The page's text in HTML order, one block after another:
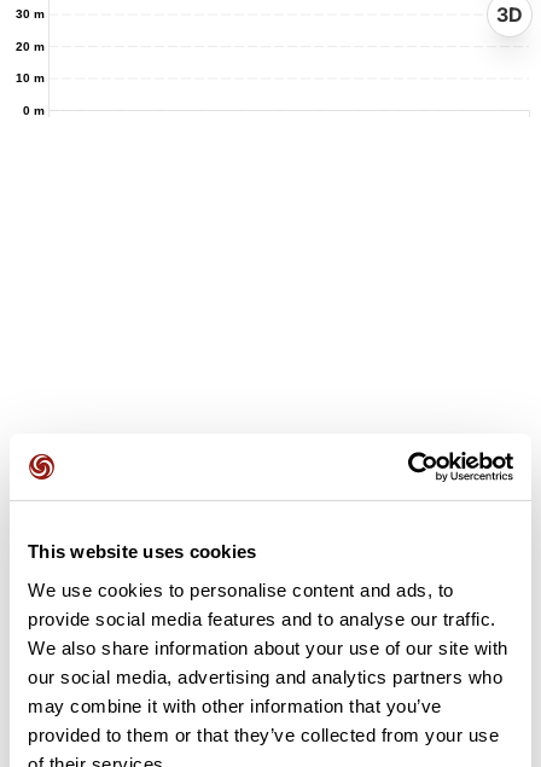
This website uses cookies
We use cookies to personalise content and ads, to
provide social media features and to analyse our traffic.
We also share information about your use of our site with
our social media, advertising and analytics partners who
may combine it with other information that you’ve
provided to them or that they’ve collected from your use
0 m
10 m
20 m
30 m 3D
Recensioni degli utenti
Questo percorso non contiene ancora alcuna recensione.
L'hai già effettuato? Sii il primo a inviare una recensione!
Aggiungi una recensione